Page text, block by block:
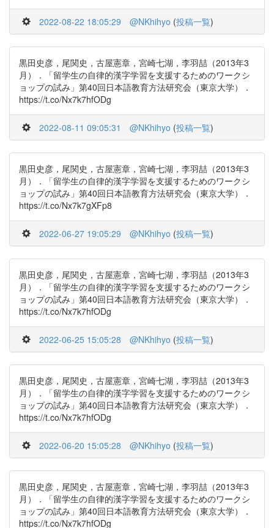
2022-08-22 18:05:29 @NKhihyo (投稿一覧)
黒田史彦，尾関史，古屋憲章，宮崎七湖，李羽喆（2013年3
月）．「留学生の自律的漢字学習を支援するためのワークシ
ョップの試み」第40回日本語教育方法研究会（東京大学）．
https://t.co/Nx7k7hfODg
2022-08-11 09:05:31 @NKhihyo (投稿一覧)
黒田史彦，尾関史，古屋憲章，宮崎七湖，李羽喆（2013年3
月）．「留学生の自律的漢字学習を支援するためのワークシ
ョップの試み」第40回日本語教育方法研究会（東京大学）．
https://t.co/Nx7k7gXFp8
2022-06-27 19:05:29 @NKhihyo (投稿一覧)
黒田史彦，尾関史，古屋憲章，宮崎七湖，李羽喆（2013年3
月）．「留学生の自律的漢字学習を支援するためのワークシ
ョップの試み」第40回日本語教育方法研究会（東京大学）．
https://t.co/Nx7k7hfODg
2022-06-25 15:05:28 @NKhihyo (投稿一覧)
黒田史彦，尾関史，古屋憲章，宮崎七湖，李羽喆（2013年3
月）．「留学生の自律的漢字学習を支援するためのワークシ
ョップの試み」第40回日本語教育方法研究会（東京大学）．
https://t.co/Nx7k7hfODg
2022-06-20 15:05:28 @NKhihyo (投稿一覧)
黒田史彦，尾関史，古屋憲章，宮崎七湖，李羽喆（2013年3
月）．「留学生の自律的漢字学習を支援するためのワークシ
ョップの試み」第40回日本語教育方法研究会（東京大学）．
https://t.co/Nx7k7hfODg